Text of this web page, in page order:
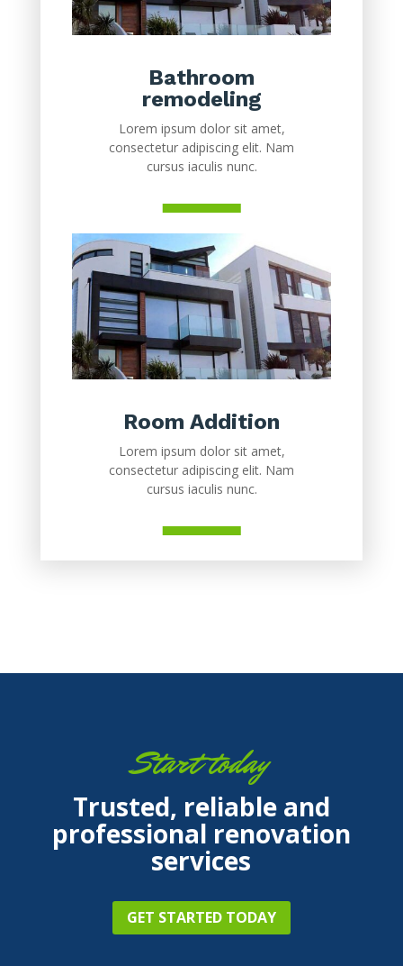
Bathroom
remodeling
Lorem ipsum dolor sit amet,
consectetur adipiscing elit. Nam
cursus iaculis nunc.
Room Addition
Lorem ipsum dolor sit amet,
consectetur adipiscing elit. Nam
cursus iaculis nunc.
Start today
Trusted, reliable and
professional renovation
services
GET STARTED TODAY